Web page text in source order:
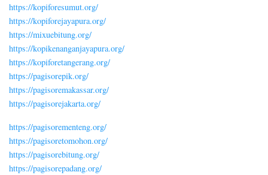
https://kopiforesumut.org/
https://kopiforejayapura.org/
https://mixuebitung.org/
https://kopikenanganjayapura.org/
https://kopiforetangerang.org/
https://pagisorepik.org/
https://pagisoremakassar.org/
https://pagisorejakarta.org/
https://pagisorementeng.org/
https://pagisoretomohon.org/
https://pagisorebitung.org/
https://pagisorepadang.org/